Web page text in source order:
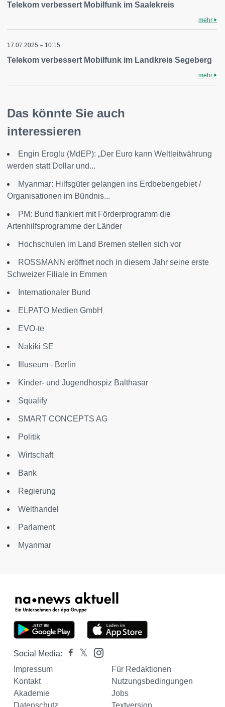
Telekom verbessert Mobilfunk im Saalekreis
mehr
17.07.2025 – 10:15
Telekom verbessert Mobilfunk im Landkreis Segeberg
mehr
Das könnte Sie auch
interessieren
Engin Eroglu (MdEP): „Der Euro kann Weltleitwährung
werden statt Dollar und...
Myanmar: Hilfsgüter gelangen ins Erdbebengebiet /
Organisationen im Bündnis...
PM: Bund flankiert mit Förderprogramm die
Artenhilfsprogramme der Länder
Hochschulen im Land Bremen stellen sich vor
ROSSMANN eröffnet noch in diesem Jahr seine erste
Schweizer Filiale in Emmen
Internationaler Bund
ELPATO Medien GmbH
EVO-te
Nakiki SE
Illuseum - Berlin
Kinder- und Jugendhospiz Balthasar
Squalify
SMART CONCEPTS AG
Politik
Wirtschaft
Bank
Regierung
Welthandel
Parlament
Myanmar
Social Media:
Impressum
Für Redaktionen
Kontakt
Nutzungsbedingungen
Akademie
Jobs
Datenschutz
Textversion